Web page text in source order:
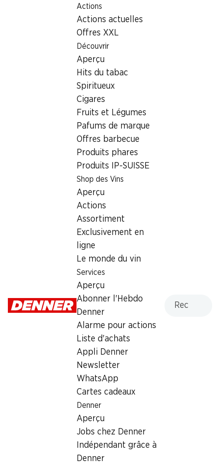
Actions
Actions actuelles
Offres XXL
Découvrir
Aperçu
Hits du tabac
Spiritueux
Cigares
Fruits et Légumes
Pafums de marque
Offres barbecue
Produits phares
Produits IP-SUISSE
Shop des Vins
Aperçu
Actions
Assortiment
Exclusivement en
ligne
Le monde du vin
Services
Aperçu
Abonner l'Hebdo
Denner
Alarme pour actions
Liste d'achats
Appli Denner
Newsletter
WhatsApp
Cartes cadeaux
Denner
Aperçu
Jobs chez Denner
Indépendant grâce à
Denner
Localisateur de succursales
Succursale Denner Wambisterstrasse 2, 5412 Gebenstorf
5412 Gebenstorf,
Einkaufszentrum
Succursale Denner
Wambisterstrasse 2, 5412 Gebenstorf
Voir l’itinéraire
Heures d'ouverture
Jeudi
Retrait d'espèces avec la carte
postale / M-Card